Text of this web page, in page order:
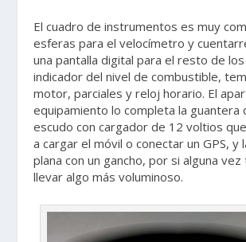
El cuadro de instrumentos es muy
esferas para el velocímetro y
una pantalla digital para el resto de
indicador del nivel de combustible,
motor, parciales y reloj horario. El
equipamiento lo completa la guantera
escudo con cargador de 12 voltios
a cargar el móvil o conectar un GPS, y
plana con un gancho, por si alguna
llevar algo más voluminoso.